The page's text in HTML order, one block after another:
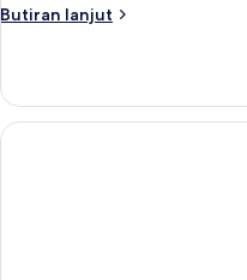
Butiran lanjut
Butiran
King
Room